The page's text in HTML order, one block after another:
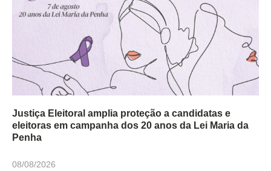
Justiça Eleitoral amplia proteção a candidatas e
eleitoras em campanha dos 20 anos da Lei Maria da
Penha
08/08/2026